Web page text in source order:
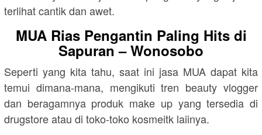
terlihat cantik dan awet.
MUA Rias Pengantin Paling Hits di
Sapuran – Wonosobo
Seperti yang kita tahu, saat ini jasa MUA dapat kita
temui dimana-mana, mengikuti tren beauty vlogger
dan beragamnya produk make up yang tersedia di
drugstore atau di toko-toko kosmeitk laiinya.